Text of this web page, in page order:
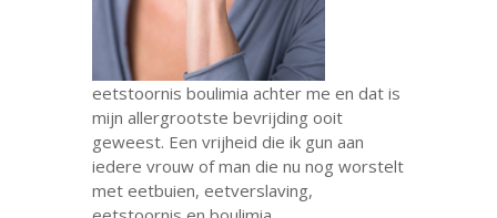
eetstoornis boulimia achter me en dat is
mijn allergrootste bevrijding ooit
geweest. Een vrijheid die ik gun aan
iedere vrouw of man die nu nog worstelt
met eetbuien, eetverslaving,